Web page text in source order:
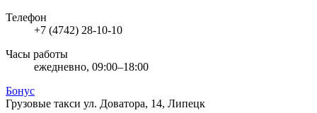
Телефон
+7 (4742) 28-10-10
Часы работы
ежедневно, 09:00–18:00
Бонус
Грузовые такси ул. Доватора, 14, Липецк